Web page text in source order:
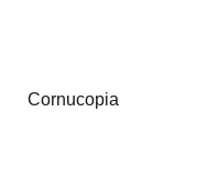
Cornucopia